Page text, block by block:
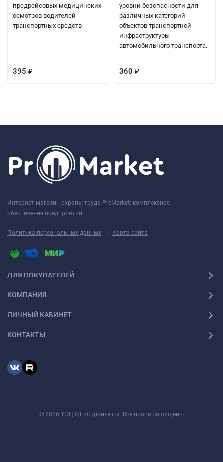
предрейсовых медицинских
осмотров водителей
транспортных средств
395 ₽
уровни безопасности для
различных категорий
объектов транспортной
инфраструктуры
автомобильного транспорта.
360 ₽
Интернет-магазин охраны труда ProMarket: комплексное
обеспечение предприятий.
Политика персональных данных | Карта сайта
ДЛЯ ПОКУПАТЕЛЕЙ
КОМПАНИЯ
ЛИЧНЫЙ КАБИНЕТ
КОНТАКТЫ
© 2026 УЭЦ ОТ «Строитель». Все права защищены